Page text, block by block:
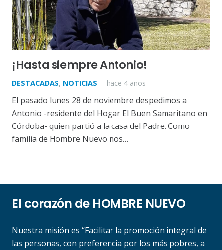
¡Hasta siempre Antonio!
DESTACADAS, NOTICIAS hace 4 años
El pasado lunes 28 de noviembre despedimos a
Antonio -residente del Hogar El Buen Samaritano en
Córdoba- quien partió a la casa del Padre. Como
familia de Hombre Nuevo nos…
El corazón de HOMBRE NUEVO
Nuestra misión es “Facilitar la promoción integral de
las personas, con preferencia por los más pobres, a